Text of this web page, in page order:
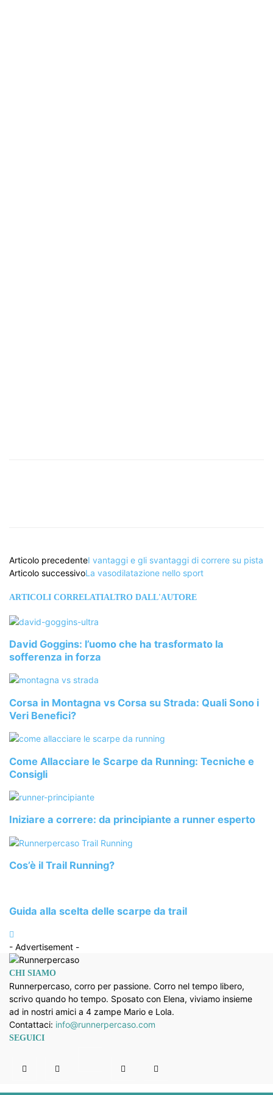
Articolo precedenteI vantaggi e gli svantaggi di correre su pista
Articolo successivoLa vasodilatazione nello sport
ARTICOLI CORRELATIALTRO DALL'AUTORE
David Goggins: l’uomo che ha trasformato la
sofferenza in forza
Corsa in Montagna vs Corsa su Strada: Quali Sono i
Veri Benefici?
Come Allacciare le Scarpe da Running: Tecniche e
Consigli
Iniziare a correre: da principiante a runner esperto
Cos’è il Trail Running?
Guida alla scelta delle scarpe da trail
- Advertisement -
CHI SIAMO
Runnerpercaso, corro per passione. Corro nel tempo libero,
scrivo quando ho tempo. Sposato con Elena, viviamo insieme
ad in nostri amici a 4 zampe Mario e Lola.
Contattaci: info@runnerpercaso.com
SEGUICI